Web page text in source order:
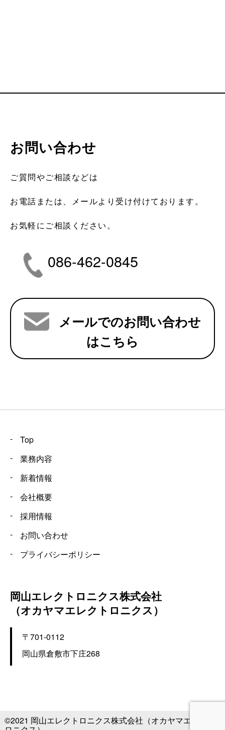
お問い合わせ
ご質問やご相談などは
お電話または、メールより受け付けております。
お気軽にご相談ください。
086-462-0845
メールでのお問い合わせ
はこちら
Top
業務内容
新着情報
会社概要
採用情報
お問い合わせ
プライバシーポリシー
岡山エレクトロニクス株式会社
（オカヤマエレクトロニクス）
〒701-0112
岡山県倉敷市下庄268
©2021 岡山エレクトロニクス株式会社（オカヤマエレクト